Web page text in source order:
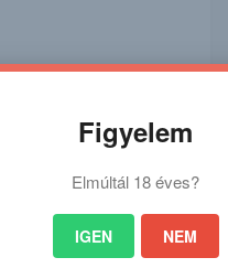
Figyelem
Elmúltál 18 éves?
IGEN NEM